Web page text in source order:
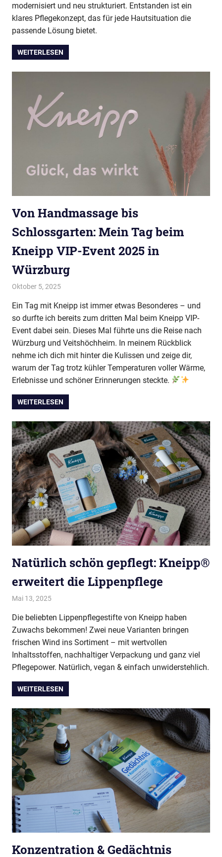
modernisiert und neu strukturiert. Entstanden ist ein
klares Pflegekonzept, das für jede Hautsituation die
passende Lösung bietet.
WEITERLESEN
Von Handmassage bis
Schlossgarten: Mein Tag beim
Kneipp VIP-Event 2025 in
Würzburg
Oktober 5, 2025
Ein Tag mit Kneipp ist immer etwas Besonderes – und
so durfte ich bereits zum dritten Mal beim Kneipp VIP-
Event dabei sein. Dieses Mal führte uns die Reise nach
Würzburg und Veitshöchheim. In meinem Rückblick
nehme ich dich mit hinter die Kulissen und zeige dir,
warum der Tag trotz kühler Temperaturen voller Wärme,
Erlebnisse und schöner Erinnerungen steckte.
WEITERLESEN
Natürlich schön gepflegt: Kneipp®
erweitert die Lippenpflege
Mai 13, 2025
Die beliebten Lippenpflegestifte von Kneipp haben
Zuwachs bekommen! Zwei neue Varianten bringen
frischen Wind ins Sortiment – mit wertvollen
Inhaltsstoffen, nachhaltiger Verpackung und ganz viel
Pflegepower. Natürlich, vegan & einfach unwiderstehlich.
WEITERLESEN
Konzentration & Gedächtnis